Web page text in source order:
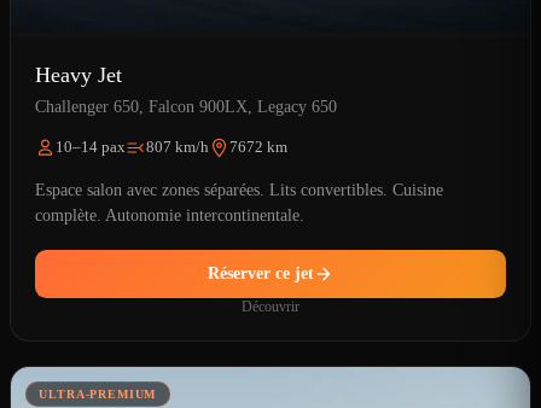
Heavy Jet
Challenger 650, Falcon 900LX, Legacy 650
10–14 pax 807 km/h 7672 km
Espace salon avec zones séparées. Lits convertibles. Cuisine
complète. Autonomie intercontinentale.
Réserver ce jet
Découvrir
ULTRA-PREMIUM